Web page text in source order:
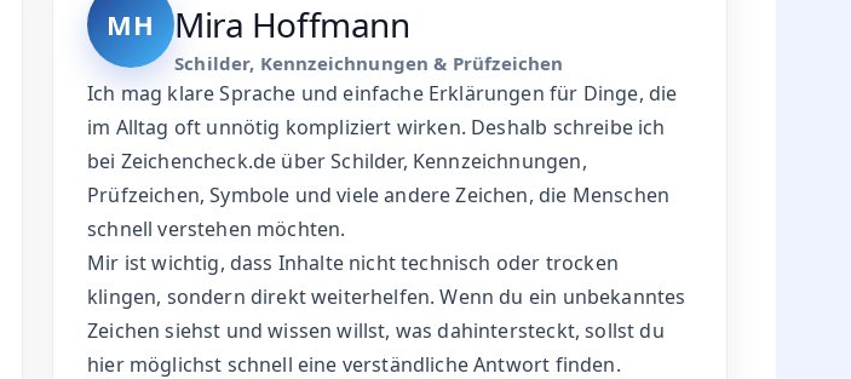
MH Mira Hoffmann
Schilder, Kennzeichnungen & Prüfzeichen
Ich mag klare Sprache und einfache Erklärungen für Dinge, die
im Alltag oft unnötig kompliziert wirken. Deshalb schreibe ich
bei Zeichencheck.de über Schilder, Kennzeichnungen,
Prüfzeichen, Symbole und viele andere Zeichen, die Menschen
schnell verstehen möchten.
Mir ist wichtig, dass Inhalte nicht technisch oder trocken
klingen, sondern direkt weiterhelfen. Wenn du ein unbekanntes
Zeichen siehst und wissen willst, was dahintersteckt, sollst du
hier möglichst schnell eine verständliche Antwort finden.